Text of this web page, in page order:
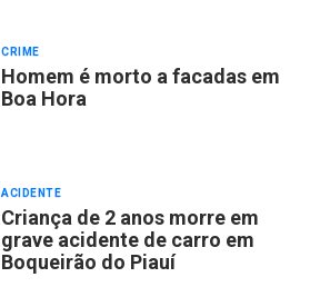
CRIME
Homem é morto a facadas em
Boa Hora
ACIDENTE
Criança de 2 anos morre em
grave acidente de carro em
Boqueirão do Piauí